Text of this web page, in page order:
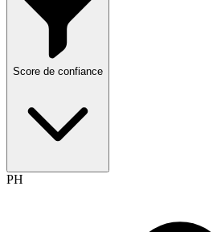
Score de confiance
PH